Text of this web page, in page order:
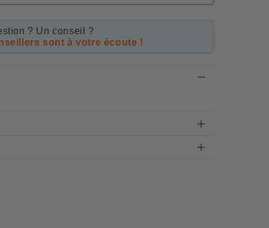
? Un conseil ?
sont à votre écoute !